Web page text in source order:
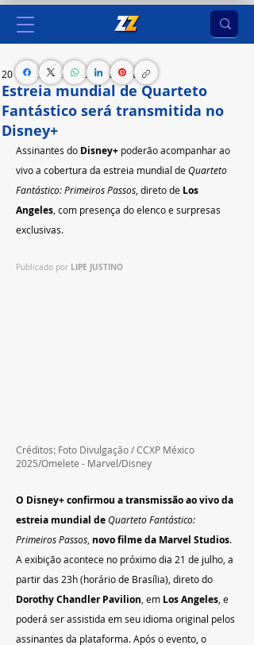
Estreia mundial de Quarteto
Fantástico será transmitida no
Disney+
20 de jul. de 2025 2 min de leitura
Assinantes do Disney+ poderão acompanhar ao
vivo a cobertura da estreia mundial de Quarteto
Fantástico: Primeiros Passos , direto de Los
Angeles , com presença do elenco e surpresas
exclusivas.
Publicado por LIPE JUSTINO
Créditos: Foto Divulgação / CCXP México
2025/Omelete - Marvel/Disney
O Disney+ confirmou a transmissão ao vivo da
estreia mundial deQuarteto Fantástico:
Primeiros Passos novo filme da Marvel Studios.
A exibição acontece no próximo dia 21 de julho, a
partir das 23h (horário de Brasília), direto do
Dorothy Chandler Pavilion , em Los Angeles , e
poderá ser assistida em seu idioma original pelos
assinantes da plataforma. Após o evento, o